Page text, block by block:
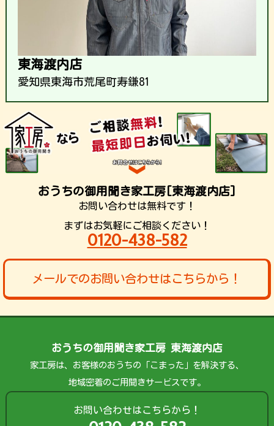
東海渡内店
愛知県東海市荒尾町寿鎌81
おうちの御用聞き家工房[東海渡内店]
お問い合わせは無料です！
まずはお気軽にご相談ください！
0120-438-582
メールでのお問い合わせはこちらから！
おうちの御用聞き家工房 東海渡内店
家工房は、お客様のおうちの「こまった」を解決する、
地域密着のご用聞きサービスです。
お問い合わせはこちらから！